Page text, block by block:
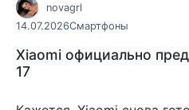
novagrl
14.07.2026Смартфоны
Xiaomi официально
17